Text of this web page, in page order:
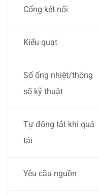
Cổng kết nối
Kiểu quạt
Số ống nhiệt/thông
số kỹ thuật
Tự đông tắt khi quá
tải
Yêu cầu nguồn